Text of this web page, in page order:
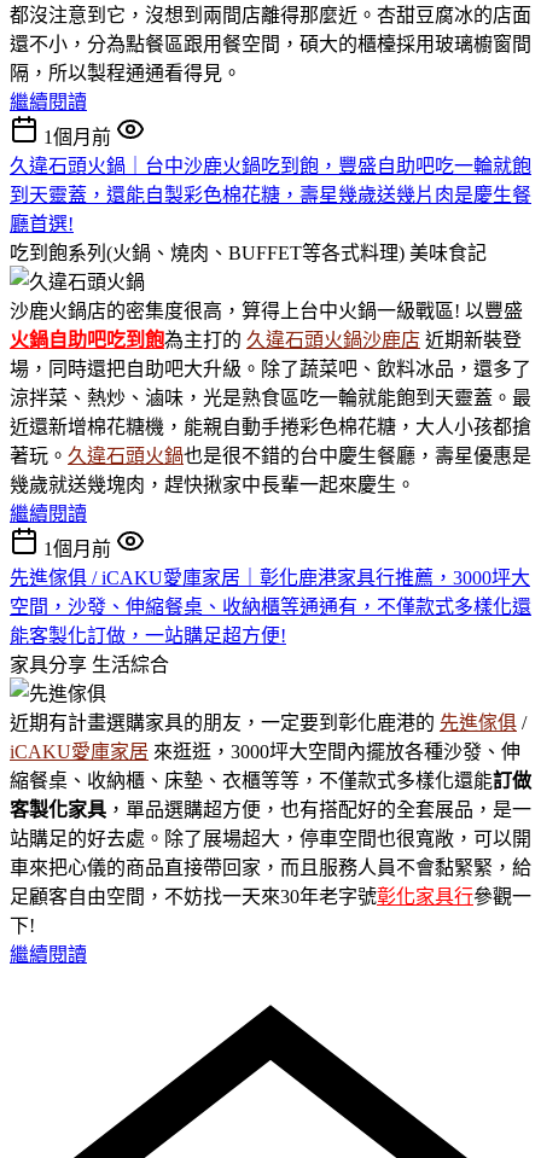
都沒注意到它，沒想到兩間店離得那麼近。杏甜豆腐冰的店面
還不小，分為點餐區跟用餐空間，碩大的櫃檯採用玻璃櫥窗間
隔，所以製程通通看得見。
繼續閱讀
1個月前
久違石頭火鍋｜台中沙鹿火鍋吃到飽，豐盛自助吧吃一輪就飽
到天靈蓋，還能自製彩色棉花糖，壽星幾歲送幾片肉是慶生餐
廳首選!
吃到飽系列(火鍋、燒肉、BUFFET等各式料理) 美味食記
沙鹿火鍋店的密集度很高，算得上台中火鍋一級戰區! 以豐盛
火鍋自助吧吃到飽為主打的 久違石頭火鍋沙鹿店 近期新裝登
場，同時還把自助吧大升級。除了蔬菜吧、飲料冰品，還多了
涼拌菜、熱炒、滷味，光是熟食區吃一輪就能飽到天靈蓋。最
近還新增棉花糖機，能親自動手捲彩色棉花糖，大人小孩都搶
著玩。 久違石頭火鍋也是很不錯的台中慶生餐廳，壽星優惠是
幾歲就送幾塊肉，趕快揪家中長輩一起來慶生。
繼續閱讀
1個月前
先進傢俱 / iCAKU愛庫家居｜彰化鹿港家具行推薦，3000坪大
空間，沙發、伸縮餐桌、收納櫃等通通有，不僅款式多樣化還
能客製化訂做，一站購足超方便!
家具分享 生活綜合
近期有計畫選購家具的朋友，一定要到彰化鹿港的 先進傢俱 /
iCAKU愛庫家居 來逛逛，3000坪大空間內擺放各種沙發、伸
縮餐桌、收納櫃、床墊、衣櫃等等，不僅款式多樣化還能訂做
客製化家具 ，單品選購超方便，也有搭配好的全套展品，是一
站購足的好去處。除了展場超大，停車空間也很寬敞，可以開
車來把心儀的商品直接帶回家，而且服務人員不會黏緊緊，給
足顧客自由空間，不妨找一天來30年老字號彰化家具行參觀一
下!
繼續閱讀